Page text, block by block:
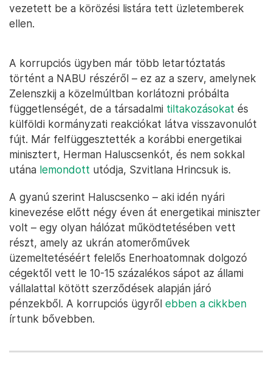
vezetett be a körözési listára tett üzletemberek
ellen.
A korrupciós ügyben már több letartóztatás
történt a NABU részéről – ez az a szerv, amelynek
Zelenszkij a közelmúltban korlátozni próbálta
függetlenségét, de a társadalmi tiltakozásokat és
külföldi kormányzati reakciókat látva visszavonulót
fújt. Már felfüggesztették a korábbi energetikai
minisztert, Herman Haluscsenkót, és nem sokkal
utána lemondott utódja, Szvitlana Hrincsuk is.
A gyanú szerint Haluscsenko – aki idén nyári
kinevezése előtt négy éven át energetikai miniszter
volt – egy olyan hálózat működtetésében vett
részt, amely az ukrán atomerőművek
üzemeltetéséért felelős Enerhoatomnak dolgozó
cégektől vett le 10-15 százalékos sápot az állami
vállalattal kötött szerződések alapján járó
pénzekből. A korrupciós ügyről ebben a cikkben
írtunk bővebben.